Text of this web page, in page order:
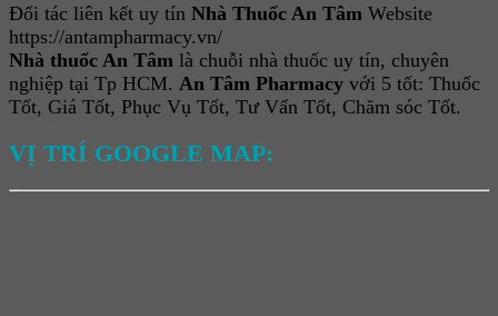
Đối tác liên kết uy tín Nhà Thuốc An Tâm Website
https://antampharmacy.vn/
Nhà thuốc An Tâm là chuỗi nhà thuốc uy tín, chuyên
nghiệp tại Tp HCM. An Tâm Pharmacy với 5 tốt: Thuốc
Tốt, Giá Tốt, Phục Vụ Tốt, Tư Vấn Tốt, Chăm sóc Tốt.
VỊ TRÍ GOOGLE MAP: